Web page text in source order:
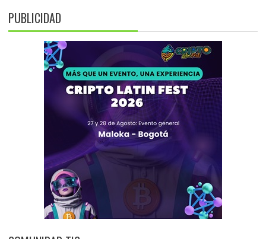
PUBLICIDAD